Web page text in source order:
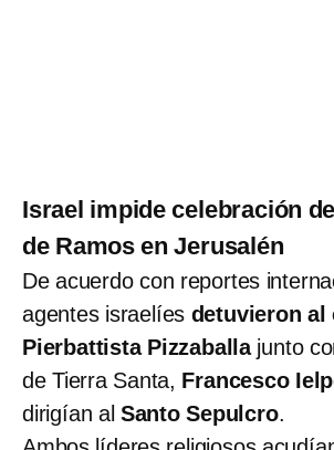
Israel impide celebración
de Ramos en Jerusalén
De acuerdo con reportes
agentes israelíes detuvieron al
Pierbattista Pizzaballajunto
de Tierra Santa, Francesco
dirigían al Santo Sepulcro.